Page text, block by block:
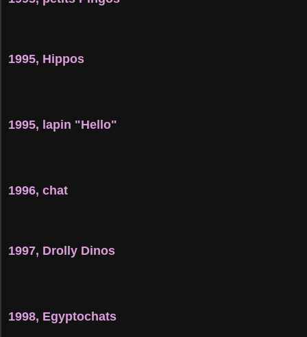
1995, Hippos
1995, lapin "Hello"
1996, chat
1997, Drolly Dinos
1998, Egyptochats